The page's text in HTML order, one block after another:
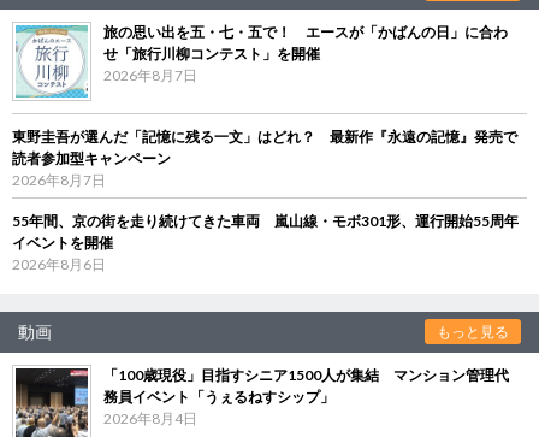
旅の思い出を五・七・五で！ エースが「かばんの日」に合わ
せ「旅行川柳コンテスト」を開催
2026年8月7日
東野圭吾が選んだ「記憶に残る一文」はどれ？ 最新作『永遠の記憶』発売で
読者参加型キャンペーン
2026年8月7日
55年間、京の街を走り続けてきた車両 嵐山線・モボ301形、運行開始55周年
イベントを開催
2026年8月6日
動画 もっと見る
「100歳現役」目指すシニア1500人が集結 マンション管理代
務員イベント「うぇるねすシップ」
2026年8月4日